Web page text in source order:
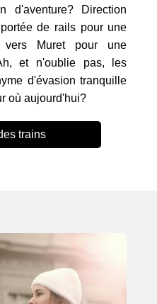
d'aventure? Direction
de rails pour une
Muret pour une
et n'oublie pas, les
d'évasion tranquille
où aujourd'hui?
trains